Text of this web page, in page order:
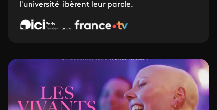
l'université libèrent leur parole.